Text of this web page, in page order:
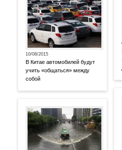
10/08/2015
В Китае автомобилей будут
учить «общаться» между
собой